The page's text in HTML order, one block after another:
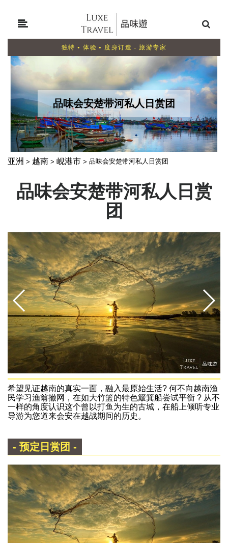
独特 • 体验 • 度身订造 - 旅游专家
品味会安楚带河私人日赏团
亚洲 > 越南 > 岘港市 > 品味会安楚带河私人日赏团
品味会安楚带河私人日赏
团
希望见证越南的真实一面，融入最原始生活? 何不向越南渔
民学习渔翁撤网，在如大竹篮的特色簸箕船尝试平衡 ? 从不
一样的角度认识这个曾以打鱼为生的古城，在船上倾听专业
导游为您道来会安在越战期间的历史。
- 预定日赏团 -